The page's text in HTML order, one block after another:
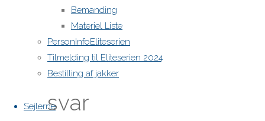
Bemanding
Materiel Liste
PersonInfoEliteserien
Tilmelding til Eliteserien 2024
Bestilling af jakker
Sejlerne
Skriv
et
svar